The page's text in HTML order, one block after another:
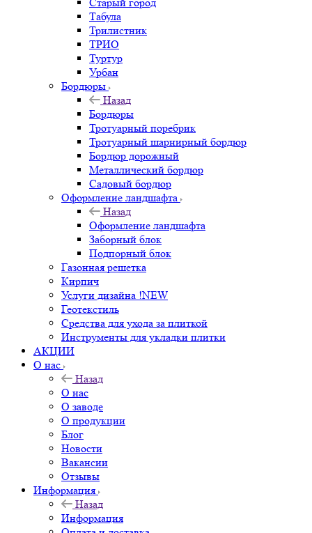
Табула
Трилистник
ТРИО
Туртур
Урбан
Бордюры
Назад
Бордюры
Тротуарный поребрик
Тротуарный шарнирный бордюр
Бордюр дорожный
Металлический бордюр
Садовый бордюр
Оформление ландшафта
Назад
Оформление ландшафта
Заборный блок
Подпорный блок
Газонная решетка
Кирпич
Услуги дизайна !NEW
Геотекстиль
Средства для ухода за плиткой
Инструменты для укладки плитки
АКЦИИ
О нас
Назад
О нас
О заводе
О продукции
Блог
Новости
Вакансии
Отзывы
Информация
Назад
Информация